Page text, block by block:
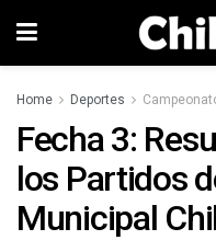
Home Deportes
Fecha 3:
los Partidos
Municipal